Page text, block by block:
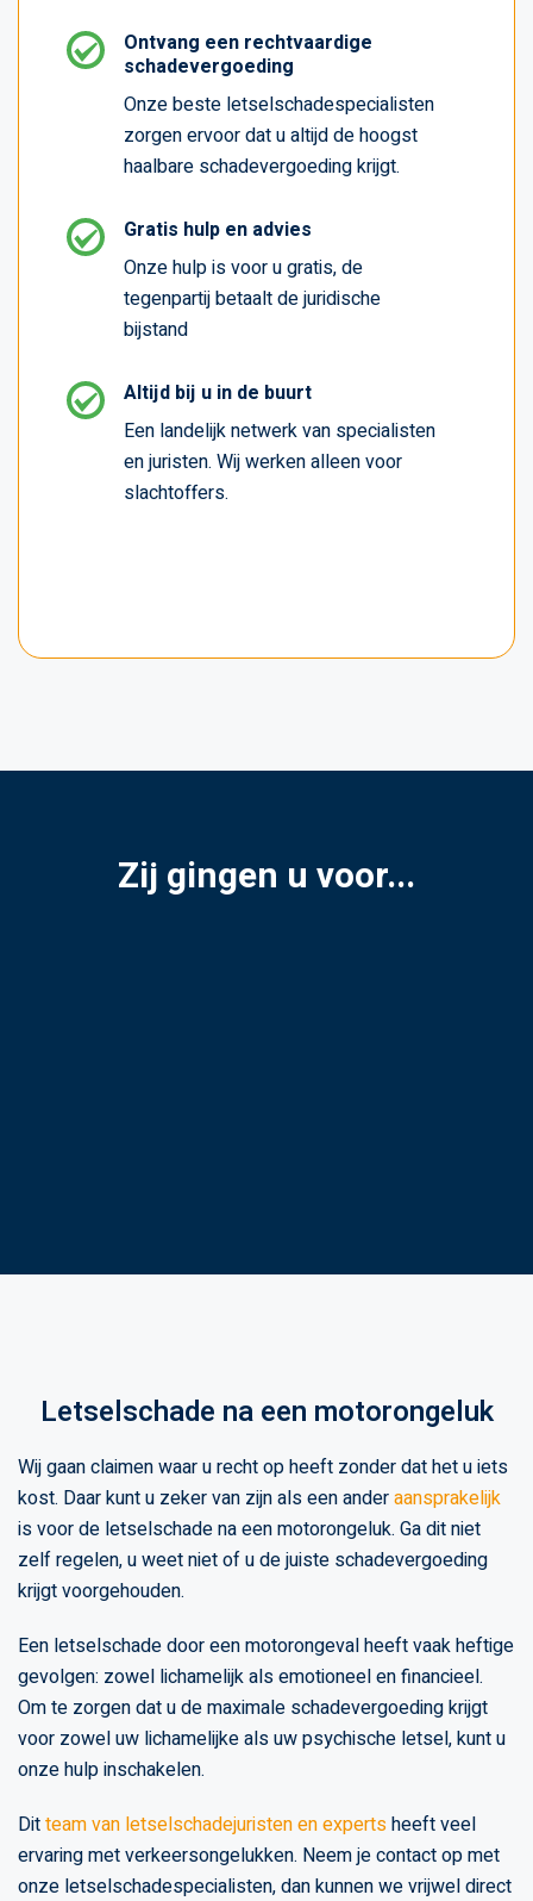
Ontvang een rechtvaardige
schadevergoeding
Onze beste letselschadespecialisten
zorgen ervoor dat u altijd de hoogst
haalbare schadevergoeding krijgt.
Gratis hulp en advies
Onze hulp is voor u gratis, de
tegenpartij betaalt de juridische
bijstand
Altijd bij u in de buurt
Een landelijk netwerk van specialisten
en juristen. Wij werken alleen voor
slachtoffers.
Zij gingen u voor...
Letselschade na een motorongeluk
Wij gaan claimen waar u recht op heeft zonder dat het u iets
kost. Daar kunt u zeker van zijn als een anderaansprakelijk
is voor de letselschade na een motorongeluk. Ga dit niet
zelf regelen, u weet niet of u de juiste schadevergoeding
krijgt voorgehouden.
Een letselschade door een motorongeval heeft vaak heftige
gevolgen: zowel lichamelijk als emotioneel en financieel.
Om te zorgen dat u de maximale schadevergoeding krijgt
voor zowel uw lichamelijke als uw psychische letsel, kunt u
onze hulp inschakelen.
Ditteam van letselschadejuristen en expertsheeft veel
ervaring met verkeersongelukken. Neem je contact op met
onze letselschadespecialisten, dan kunnen we vrijwel direct